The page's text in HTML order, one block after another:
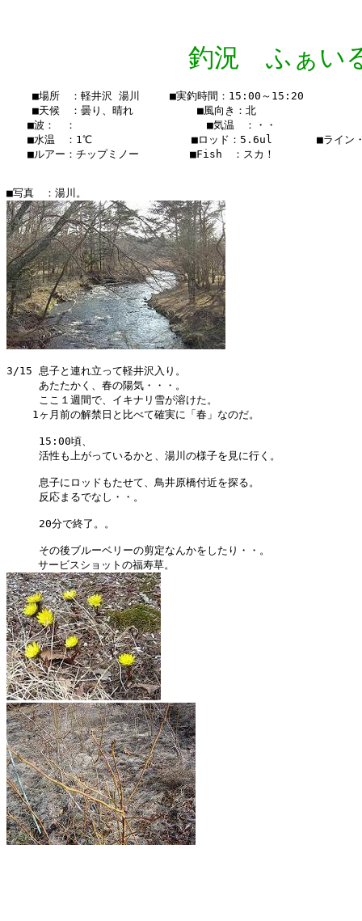
釣況 ふぁい
    ■場所　：軽井沢 湯川　   ■実釣時間：15:00～15:20
    ■天候　：曇り、晴れ 　    　　■風向き：北
■波：　：               　  　■気温　：・・
■水温　：1℃ 　　　　　  　 　■ロッド：5.6ul　　  　■ライン
■ルアー：チップミノー　　　   ■Fish　：スカ！
3/15 息子と連れ立って軽井沢入り。
     あたたかく、春の陽気・・・。
     ここ１週間で、イキナリ雪が溶けた。
    1ヶ月前の解禁日と比べて確実に「春」なのだ。
     15:00頃、
     活性も上がっているかと、湯川の様子を見に行く。
     息子にロッドもたせて、鳥井原橋付近を探る。
     反応まるでなし・・。
     20分で終了。。
     その後ブルーベリーの剪定なんかをしたり・・。